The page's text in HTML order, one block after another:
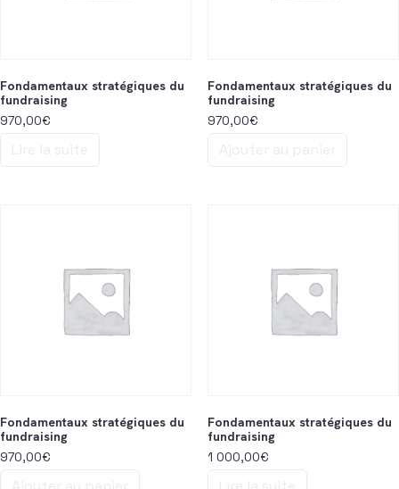
Fondamentaux stratégiques du
fundraising
970,00€
Fondamentaux stratégiques du
fundraising
970,00€
Fondamentaux stratégiques du
fundraising
970,00€
Fondamentaux stratégiques du
fundraising
1 000,00€